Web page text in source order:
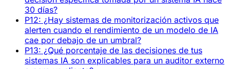
30 días?
P12: ¿Hay sistemas de monitorización activos que
alerten cuando el rendimiento de un modelo de IA
cae por debajo de un umbral?
P13: ¿Qué porcentaje de las decisiones de tus
sistemas IA son explicables para un auditor externo